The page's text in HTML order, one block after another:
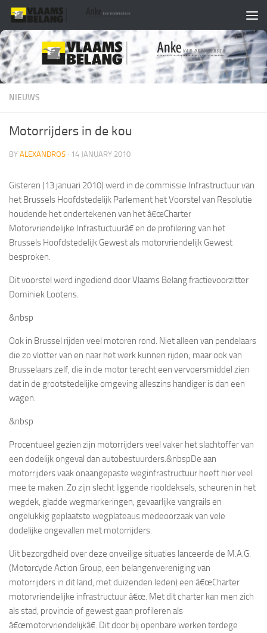
Skip to content
NIEUWS
Motorrijders in de kou
BY ALEXANDROS · 14 JANUARY 2010
Gisteren (13 januari 2010) werd in de commissie Infrastructuur van
het Brussels Hoofdstedelijk Parlement hetVoorstel van Resolutie
houdende het ondertekenen van het â€œCharter
Motorvriendelijke Infrastuctuurâ€ en de profilering van het
Brussels Hoofdstedelijk Gewest als motorvriendelijk Gewest
besproken.
Dit voorstel werd ingediend door Vlaams Belang fractievoorzitter
Dominiek Lootens.
&nbsp
Ook in Brussel rijden veel motoren rond. Niet alleen van pendelaars
die zo vlotter van en naar het werk kunnen rijden; maar ook van
Brusselaars zelf, die in de motor terecht een vervoersmiddel zien
dat in de grootstedelijke omgeving alleszins handiger is dan een
wagen.
&nbsp
Procentueel gezien zijn motorrijders veel vaker het slachtoffer van
een dodelijk ongeval dan autobestuurders.&nbspDe aan
motorrijders vaak onaangepaste weginfrastructuur heeft hier veel
mee te maken. Zo zijn slecht liggende riooldeksels, scheuren in het
wegdek, gladde wegmarkeringen, gevaarlijke vangrails en
ongelukkig geplaatste wegplateaus medeoorzaak van vele
dodelijke ongevallen met motorrijders.
Uit bezorgdheid over deze onveilige situaties lanceerde de M.A.G.
(Motorcycle Action Group, een belangenvereniging van
motorrijders in dit land, met duizenden leden) een â€œCharter
motorvriendelijke infrastructuur â€œ. Met dit charter kan men zich
als stad, provincie of gewest gaan profileren als
â€œmotorvriendelijkâ€. Dit door bij openbare werken terdege